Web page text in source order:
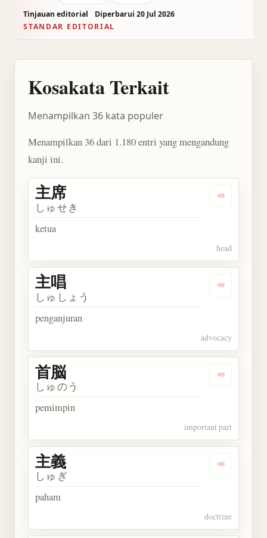
Tinjauan editorial
Diperbarui 20 Jul 2026
STANDAR EDITORIAL
Kosakata Terkait
Menampilkan 36 kata populer
Menampilkan 36 dari 1.180 entri yang mengandung
kanji ini.
Dengarkan
主席
しゅせき
ketua
head
Dengarkan
主唱
しゅしょう
penganjuran
advocacy
Dengarkan
首脳
しゅのう
pemimpin
important part
Dengarkan
主義
しゅぎ
paham
doctrine